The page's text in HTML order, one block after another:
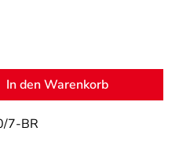
den gewünschten
In den Warenkorb
7-BR